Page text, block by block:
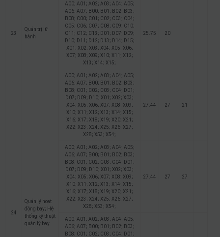
23
Quản trị lữ
hành
A00; A01; A02; A03; A04; A05;
A06; A07; B00; B01; B02; B03;
B08; C00; C01; C02; C03; C04;
C05; C06; C07; C08; C09; C10;
C11; C12; C13; D01; D07; D09;
D10; D11; D12; D13; D14; D15;
X01; X02; X03; X04; X05; X06;
X07; X08; X09; X10; X11; X12;
X13; X14; X15;
25.75 20
24
Quản lý hoạt
động bay; Hệ
thống kỹ thuật
quản lý bay
A00; A01; A02; A03; A04; A05;
A06; A07; B00; B01; B02; B03;
B08; C01; C02; C03; C04; D01;
D07; D09; D10; X01; X02; X03;
X04; X05; X06; X07; X08; X09;
X10; X11; X12; X13; X14; X15;
X16; X17; X18; X19; X20; X21;
X22; X23; X24; X25; X26; X27;
X28; X53; X54;
27.44 27 21
A00; A01; A02; A03; A04; A05;
A06; A07; B00; B01; B02; B03;
B08; C01; C02; C03; C04; D01;
D07; D09; D10; X01; X02; X03;
X04; X05; X06; X07; X08; X09;
X10; X11; X12; X13; X14; X15;
X16; X17; X18; X19; X20; X21;
X22; X23; X24; X25; X26; X27;
X28; X53; X54;
27.44 27 27
A00; A01; A02; A03; A04; A05;
A06; A07; B00; B01; B02; B03;
B08; C01; C02; C03; C04; D01;